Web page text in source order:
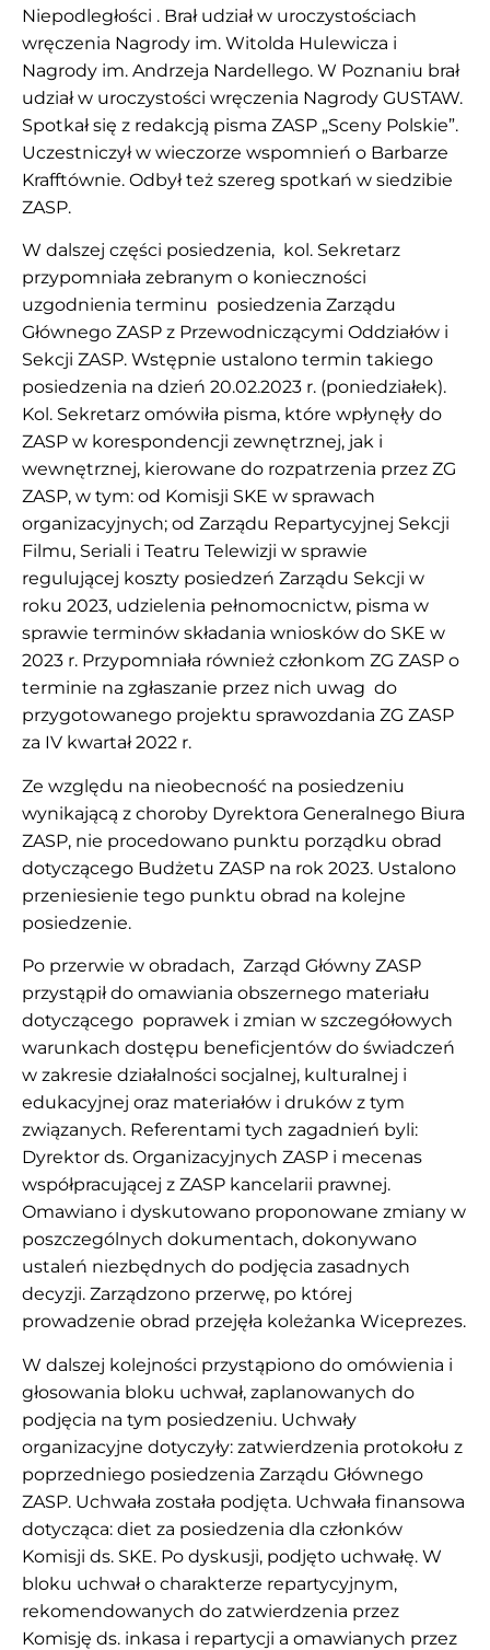
Niepodległości . Brał udział w uroczystościach
wręczenia Nagrody im. Witolda Hulewicza i
Nagrody im. Andrzeja Nardellego. W Poznaniu brał
udział w uroczystości wręczenia Nagrody GUSTAW.
Spotkał się z redakcją pisma ZASP „Sceny Polskie”.
Uczestniczył w wieczorze wspomnień o Barbarze
Krafftównie. Odbył też szereg spotkań w siedzibie
ZASP.
W dalszej części posiedzenia, kol. Sekretarz
przypomniała zebranym o konieczności
uzgodnienia terminu posiedzenia Zarządu
Głównego ZASP z Przewodniczącymi Oddziałów i
Sekcji ZASP. Wstępnie ustalono termin takiego
posiedzenia na dzień 20.02.2023 r. (poniedziałek).
Kol. Sekretarz omówiła pisma, które wpłynęły do
ZASP w korespondencji zewnętrznej, jak i
wewnętrznej, kierowane do rozpatrzenia przez ZG
ZASP, w tym: od Komisji SKE w sprawach
organizacyjnych; od Zarządu Repartycyjnej Sekcji
Filmu, Seriali i Teatru Telewizji w sprawie
regulującej koszty posiedzeń Zarządu Sekcji w
roku 2023, udzielenia pełnomocnictw, pisma w
sprawie terminów składania wniosków do SKE w
2023 r. Przypomniała również członkom ZG ZASP o
terminie na zgłaszanie przez nich uwag do
przygotowanego projektu sprawozdania ZG ZASP
za IV kwartał 2022 r.
Ze względu na nieobecność na posiedzeniu
wynikającą z choroby Dyrektora Generalnego Biura
ZASP, nie procedowano punktu porządku obrad
dotyczącego Budżetu ZASP na rok 2023. Ustalono
przeniesienie tego punktu obrad na kolejne
posiedzenie.
Po przerwie w obradach, Zarząd Główny ZASP
przystąpił do omawiania obszernego materiału
dotyczącego poprawek i zmian w szczegółowych
warunkach dostępu beneficjentów do świadczeń
w zakresie działalności socjalnej, kulturalnej i
edukacyjnej oraz materiałów i druków z tym
związanych. Referentami tych zagadnień byli:
Dyrektor ds. Organizacyjnych ZASP i mecenas
współpracującej z ZASP kancelarii prawnej.
Omawiano i dyskutowano proponowane zmiany w
poszczególnych dokumentach, dokonywano
ustaleń niezbędnych do podjęcia zasadnych
decyzji. Zarządzono przerwę, po której
prowadzenie obrad przejęła koleżanka Wiceprezes.
W dalszej kolejności przystąpiono do omówienia i
głosowania bloku uchwał, zaplanowanych do
podjęcia na tym posiedzeniu. Uchwały
organizacyjne dotyczyły: zatwierdzenia protokołu z
poprzedniego posiedzenia Zarządu Głównego
ZASP. Uchwała została podjęta. Uchwała finansowa
dotycząca: diet za posiedzenia dla członków
Komisji ds. SKE. Po dyskusji, podjęto uchwałę. W
bloku uchwał o charakterze repartycyjnym,
rekomendowanych do zatwierdzenia przez
Komisję ds. inkasa i repartycji a omawianych przez